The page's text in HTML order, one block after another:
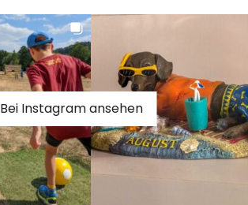
Bei Instagram ansehen